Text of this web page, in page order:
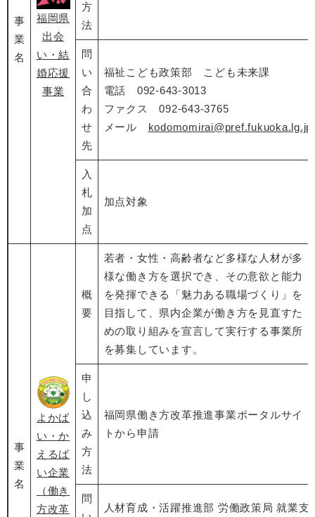
事
業
名
福岡県
出会
い・結
婚応援
事業
方
法
問
い
合
わ
せ
先
福祉こども政策部 こども未来課
電話 092-643-3013
ファクス 092-643-3765
メール kodomomirai@pref.fukuoka.lg.jp
入
札
加
点
加点対象
事
業
名
よかば
い・か
えるば
い企業
（働き
方改革
概
要
若者・女性・高齢者など多様な人材が多
様な働き方を選択でき、その意欲と能力
を発揮できる「魅力ある職場づくり」を
目指して、県内企業が働き方を見直すた
めの取り組みを宣言して実行する事業所
を募集しています。
申
し
込
み
方
法
福岡県働き方改革推進事業ポータルサイ
トから申請
問
人材育成・活躍推進部 労働政策局 就業支